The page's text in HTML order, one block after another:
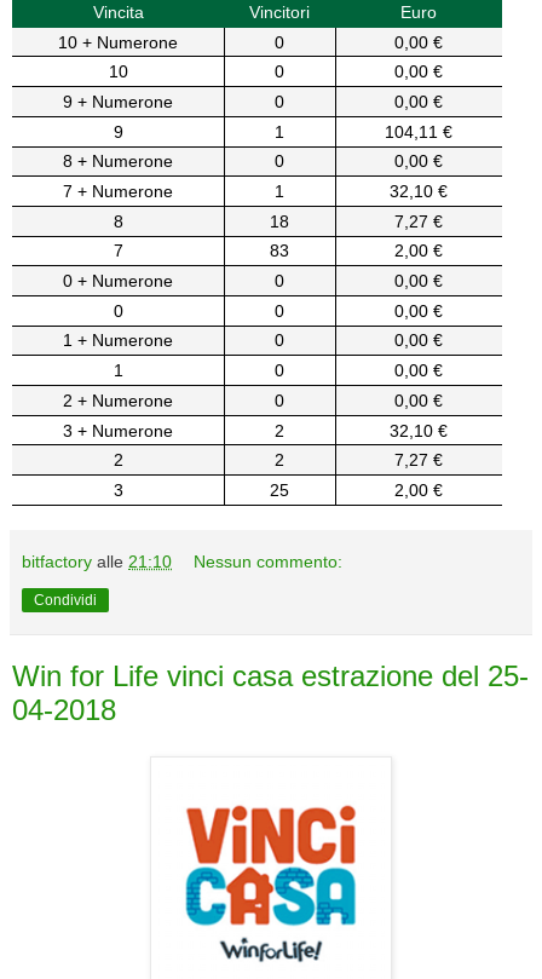
Vincita Vincitori
Euro
10 + Numerone
0
0,00 €
10
0
0,00 €
9 + Numerone
0
0,00 €
9
1
104,11 €
8 + Numerone
0
0,00 €
7 + Numerone
1
32,10 €
8
18
7,27 €
7
83
2,00 €
0 + Numerone
0
0,00 €
0
0
0,00 €
1 + Numerone
0
0,00 €
1
0
0,00 €
2 + Numerone
0
0,00 €
3 + Numerone
2
32,10 €
2
2
7,27 €
3
25 2,00 €
bitfactory alle 21:10 Nessun commento:
Condividi
Win for Life vinci casa estrazione del 25-
04-2018